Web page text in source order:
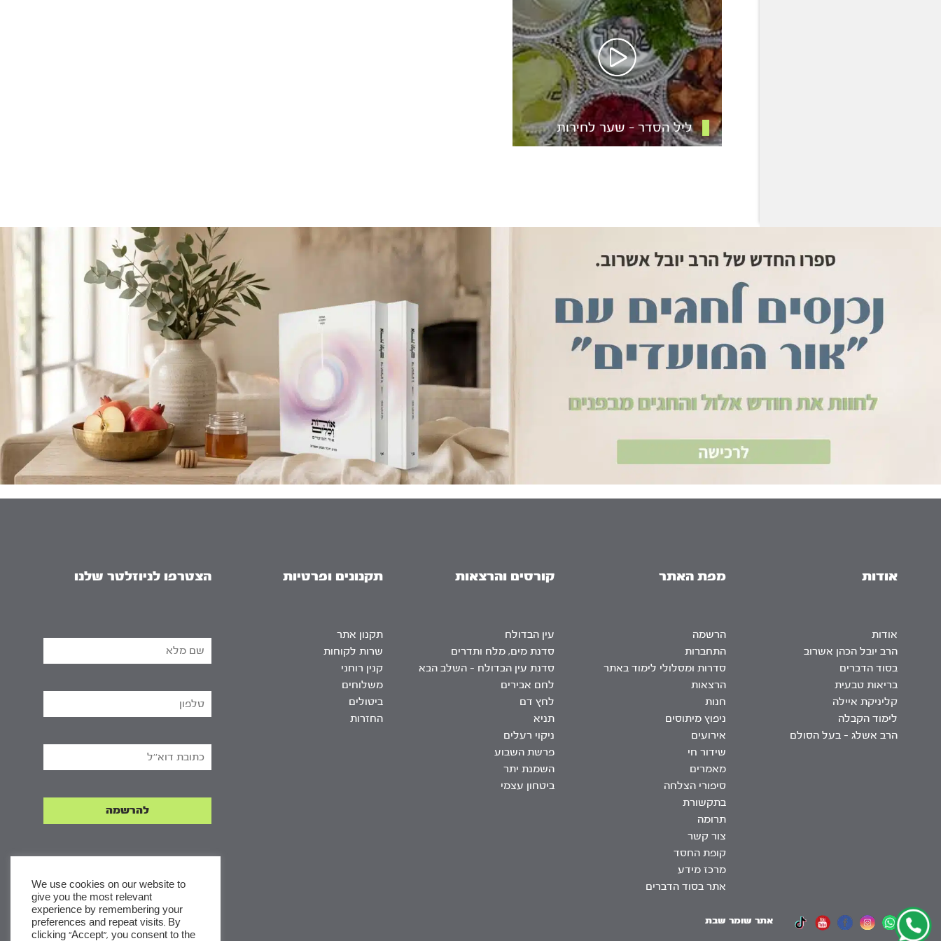
ליל הסדר – שער לחירות
אודות
אודות
הרב יובל הכהן אשרוב
בסוד הדברים
בריאות טבעית
קליניקת איילה
לימוד הקבלה
הרב אשלג – בעל הסולם
מפת האתר
הרשמה
התחברות
סדרות ומסלולי לימוד באתר
הרצאות
חנות
ניפוץ מיתוסים
אירועים
שידור חי
מאמרים
סיפורי הצלחה
בתקשורת
תרומה
צור קשר
קופת החסד
מרכז מידע
אתר בסוד הדברים
קורסים והרצאות
עין הבדולח
סדנת מים, מלח ותדרים
סדנת עין הבדולח – השלב הבא
לחם אבירים
לחץ דם
תניא
ניקוי רעלים
פרשת השבוע
השמנת יתר
ביטחון עצמי
תקנונים ופרטיות
תקנון אתר
שרות לקוחות
קנין רוחני
משלוחים
ביטולים
החזרות
הצטרפו לניוזלטר שלנו
אתר שומר שבת
We use cookies on our website to
give you the most relevant
experience by remembering your
preferences and repeat visits. By
clicking “Accept”, you consent to the
x